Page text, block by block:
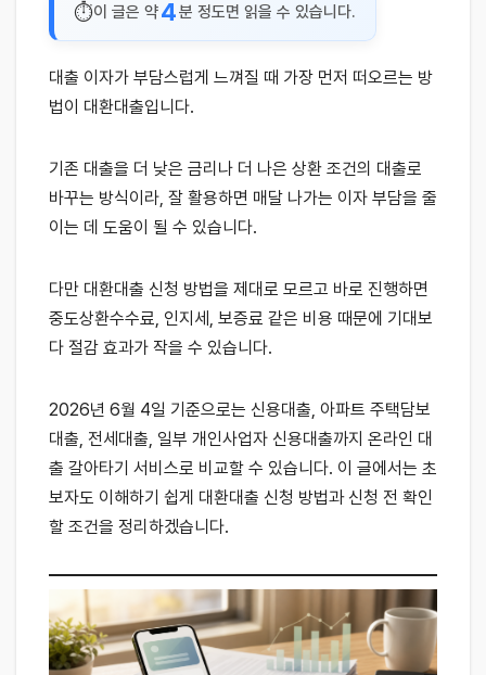
이 글은 약4분 정도면 읽을 수 있습니다.
대출 이자가 부담스럽게 느껴질 때 가장 먼저 떠오르는 방
법이 대환대출입니다.
기존 대출을 더 낮은 금리나 더 나은 상환 조건의 대출로
바꾸는 방식이라, 잘 활용하면 매달 나가는 이자 부담을 줄
이는 데 도움이 될 수 있습니다.
다만 대환대출 신청 방법을 제대로 모르고 바로 진행하면
중도상환수수료, 인지세, 보증료 같은 비용 때문에 기대보
다 절감 효과가 작을 수 있습니다.
2026년 6월 4일 기준으로는 신용대출, 아파트 주택담보
대출, 전세대출, 일부 개인사업자 신용대출까지 온라인 대
출 갈아타기 서비스로 비교할 수 있습니다. 이 글에서는 초
보자도 이해하기 쉽게 대환대출 신청 방법과 신청 전 확인
할 조건을 정리하겠습니다.